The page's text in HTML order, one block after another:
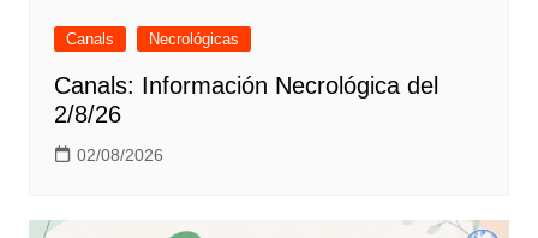
Canals Necrológicas
Canals: Información Necrológica del
2/8/26
02/08/2026